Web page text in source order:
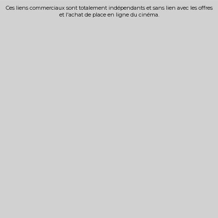
Ces liens commerciaux sont totalement indépendants et sans lien avec les offres
et l'achat de place en ligne du cinéma.